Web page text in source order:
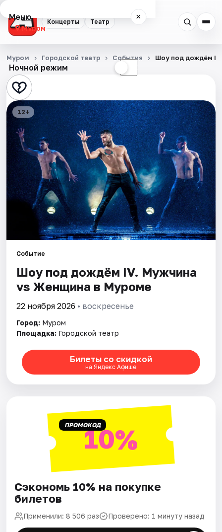
Концерты Театр
Меню ×
Муром
Концерты
Театр
События
Города
Площадки
Артисты
Рейтинги
Ночной режим ☾
Муром Городской театр События Шоу под дождём
12+
Событие
Шоу под дождём IV. Мужчина
vs Женщина в Муроме
22 ноября 2026 • воскресенье
Город: Муром
Площадка: Городской театр
Билеты со скидкой
на Яндекс Афише
ПРОМОКОД10%
Сэкономь 10% на покупке
билетов
Применили: 8 506 раз Проверено: 1 минуту назад